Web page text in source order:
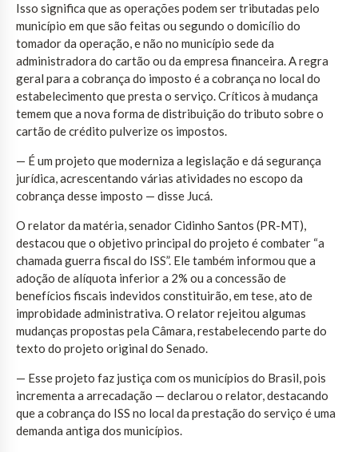
Isso significa que as operações podem ser tributadas pelo
município em que são feitas ou segundo o domicílio do
tomador da operação, e não no município sede da
administradora do cartão ou da empresa financeira. A regra
geral para a cobrança do imposto é a cobrança no local do
estabelecimento que presta o serviço. Críticos à mudança
temem que a nova forma de distribuição do tributo sobre o
cartão de crédito pulverize os impostos.
— É um projeto que moderniza a legislação e dá segurança
jurídica, acrescentando várias atividades no escopo da
cobrança desse imposto — disse Jucá.
O relator da matéria, senador Cidinho Santos (PR-MT),
destacou que o objetivo principal do projeto é combater “a
chamada guerra fiscal do ISS”. Ele também informou que a
adoção de alíquota inferior a 2% ou a concessão de
benefícios fiscais indevidos constituirão, em tese, ato de
improbidade administrativa. O relator rejeitou algumas
mudanças propostas pela Câmara, restabelecendo parte do
texto do projeto original do Senado.
— Esse projeto faz justiça com os municípios do Brasil, pois
incrementa a arrecadação — declarou o relator, destacando
que a cobrança do ISS no local da prestação do serviço é uma
demanda antiga dos municípios.